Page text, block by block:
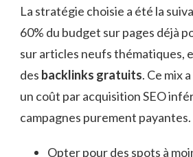
La stratégie choisie a été la
60% du budget sur pages déjà
sur articles neufs thématiques,
des backlinks gratuits. Ce mix
un coût par acquisition SEO
campagnes purement payantes.
Opter pour des spots à